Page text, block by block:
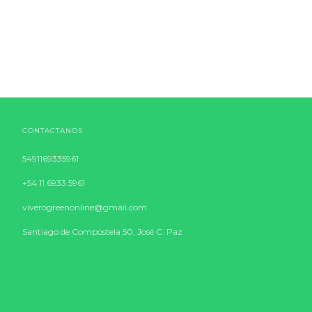
CONTACTANOS
5491169335961
+54 11 6933 5961
viverogreenonline@gmail.com
Santiago de Compostela 50, José C. Paz